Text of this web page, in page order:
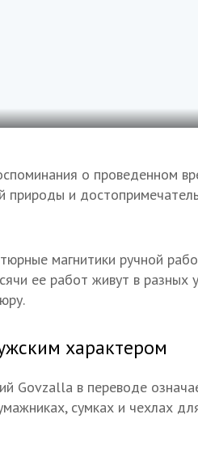
о проведенном
природы и
магнитики ручной
ее работ живут в разных
характером
Govzalla в переводе
сумках и чехлах